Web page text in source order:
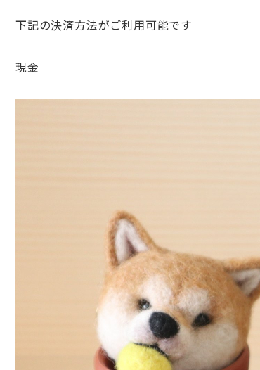
下記の決済方法がご利用可能です
現金